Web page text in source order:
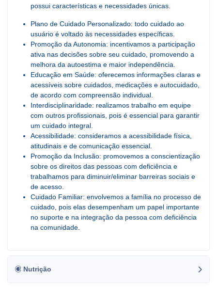
possui características e necessidades únicas.
Plano de Cuidado Personalizado: todo cuidado ao
usuário é voltado às necessidades específicas.
Promoção da Autonomia: incentivamos a participação
ativa nas decisões sobre seu cuidado, promovendo a
melhora da autoestima e maior independência.
Educação em Saúde: oferecemos informações claras e
acessíveis sobre cuidados, medicações e autocuidado,
de acordo com compreensão individual.
Interdisciplinaridade: realizamos trabalho em equipe
com outros profissionais, pois é essencial para garantir
um cuidado integral.
Acessibilidade: consideramos a acessibilidade física,
atitudinais e de comunicação essencial.
Promoção da Inclusão: promovemos a conscientização
sobre os direitos das pessoas com deficiência e
trabalhamos para diminuir/eliminar barreiras sociais e
de acesso.
Cuidado Familiar: envolvemos a família no processo de
cuidado, pois elas desempenham um papel importante
no suporte e na integração da pessoa com deficiência
na comunidade.
Nutrição